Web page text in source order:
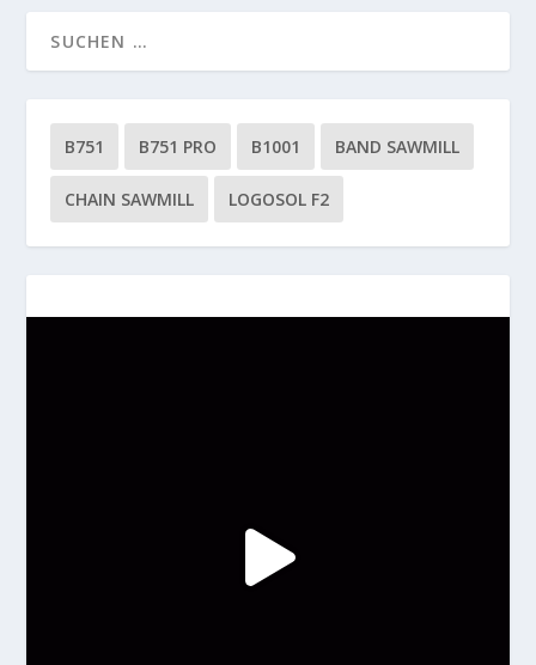
B751 B751 PRO B1001 BAND SAWMILL
CHAIN SAWMILL LOGOSOL F2